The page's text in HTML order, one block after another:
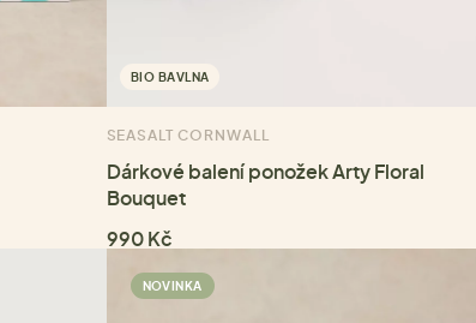
BIO BAVLNA
SEASALT CORNWALL
Dárkové balení ponožek Arty Floral
Bouquet
990 Kč
NOVINKA